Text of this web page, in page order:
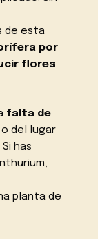
de esta
por
flores
falta de
o del lugar
has
planta de